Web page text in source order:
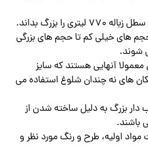
را بزرگ بداند.
های خیلی کم تا حجم های بزرگی
معمولا آنهایی هستند که سایز
های نه چندان شلوغ استفاده می
دار بزرگ به دلیل ساخته شدن از
باشند.
اولیه، طرح و رنگ مورد نظر و